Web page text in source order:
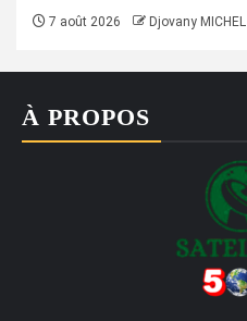
7 août 2026 Djovany MICHEL
À PROPOS